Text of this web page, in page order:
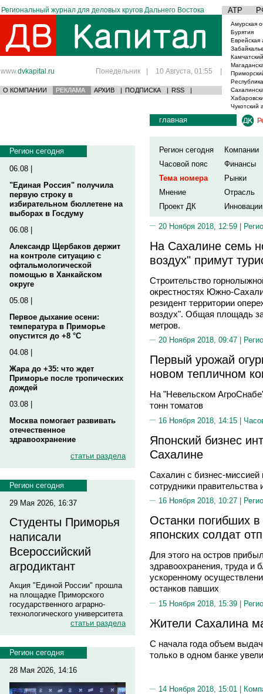
Региональный журнал для деловых кругов Дальнего Востока АТР
www.dvkapital.ru Понедельник | 10 Августа, 01:55 |
О КОМПАНИИ РЕКЛАМА АРХИВ | ПОДПИСКА | RSS |
Амурская
Бурятия
Еврейская
Чукотский
Регион сегодня
06.08 |
"Единая Россия" получила
первую строку в
избирательном бюллетене на
выборах в Госдуму
06.08 |
Александр Щербаков держит
на контроле ситуацию с
офтальмологической
помощью в Ханкайском
округе
05.08 |
Первое дыхание осени:
температура в Приморье
опустится до +8 °C
04.08 |
Жара до +35: что ждет
Приморье после тропических
дождей
03.08 |
Москва помогает развивать
отечественное
здравоохранение
статьи раздела
Регион сегодня
29 Мая 2026, 16:37
Студенты Приморья
написали
Всероссийский
агродиктант
Акция "Единой России" прошла
на площадке Приморского
государственного аграрно-
технологического университета
статьи раздела
Регион сегодня
28 Мая 2026, 14:16
главная
Регион сегодня
Компании
Часовой пояс
Финансы
Тема номера
Рынки
Мнение
Отрасль
Проект ДК
Инновации
20 Ноября 2018, 12:59 |
На Сахалине семь
воздух" примут
Строительство
окрестностях Южно-
резидент территории
воздух". Общая площадь
метров.
20 Ноября 2018, 09:47 |
Первый урожай
новом тепличном
На "Невельском
тонн томатов
16 Ноября 2018, 14:15 |
Японский бизнес
Сахалине
Сахалин с бизнес-миссией
сотрудники
16 Ноября 2018, 10:27 |
Останки погибших
японских солдат
Для этого на остров
здравоохранения, труда и
ускоренному
останков павших
15 Ноября 2018, 15:39 |
Жители Сахалина
С начала года объем
только в одном банке
14 Ноября 2018, 15:01 |